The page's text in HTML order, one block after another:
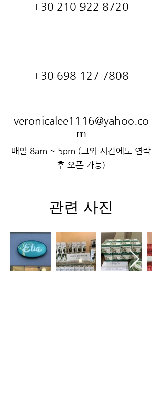
+30 210 922 8720
+30 698 127 7808
veronicalee1116@yahoo.co
m
매일 8am ~ 5pm (그외 시간에도 연락
후 오픈 가능)
관련 사진